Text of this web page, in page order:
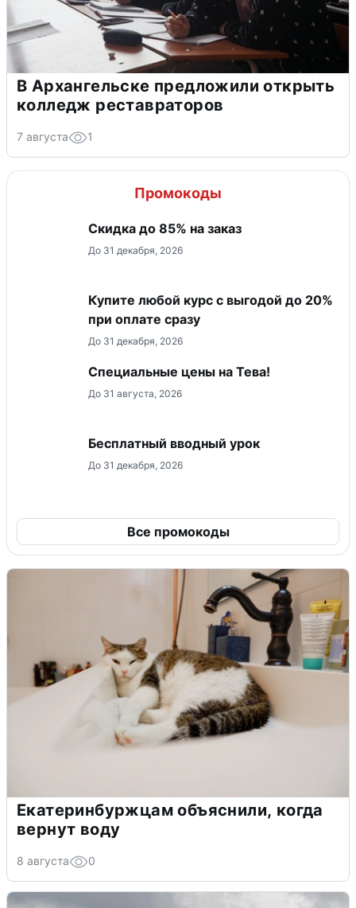
В Архангельске предложили открыть
колледж реставраторов
7 августа 1
Промокоды
Скидка до 85% на заказ
До 31 декабря, 2026
Купите любой курс с выгодой до 20%
при оплате сразу
До 31 декабря, 2026
Специальные цены на Тева!
До 31 августа, 2026
Бесплатный вводный урок
До 31 декабря, 2026
Все промокоды
Екатеринбуржцам объяснили, когда
вернут воду
8 августа 0